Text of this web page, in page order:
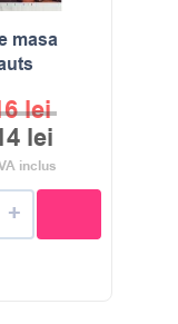
masa
lei
lei
inclus
+